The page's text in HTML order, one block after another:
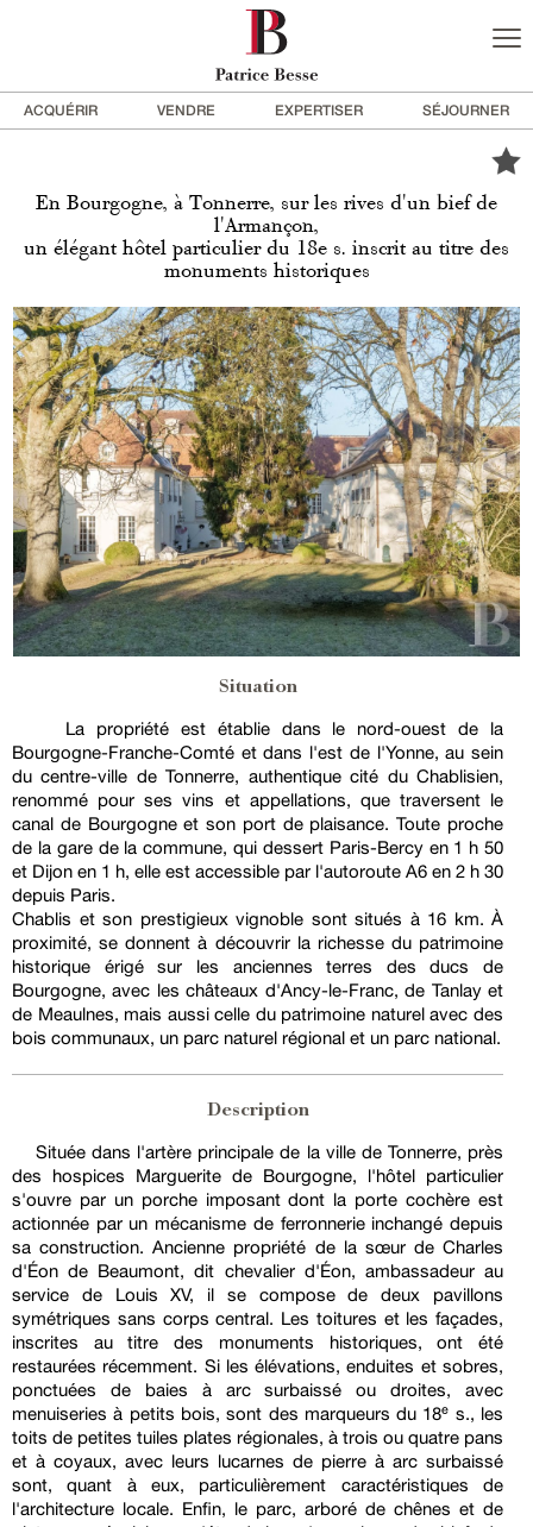
ACQUÉRIR VENDRE EXPERTISER SÉJOURNER
En Bourgogne, à Tonnerre, sur les rives d'un bief de
l'Armançon,
un élégant hôtel particulier du 18e s. inscrit au titre des
monuments historiques
Situation
La propriété est établie dans le nord-ouest de la
Bourgogne-Franche-Comté et dans l'est de l'Yonne, au sein
du centre-ville de Tonnerre, authentique cité du Chablisien,
renommé pour ses vins et appellations, que traversent le
canal de Bourgogne et son port de plaisance. Toute proche
de la gare de la commune, qui dessert Paris-Bercy en 1 h 50
et Dijon en 1 h, elle est accessible par l'autoroute A6 en 2 h 30
depuis Paris.
Chablis et son prestigieux vignoble sont situés à 16 km. À
proximité, se donnent à découvrir la richesse du patrimoine
historique érigé sur les anciennes terres des ducs de
Bourgogne, avec les châteaux d'Ancy-le-Franc, de Tanlay et
de Meaulnes, mais aussi celle du patrimoine naturel avec des
bois communaux, un parc naturel régional et un parc national.
Description
Située dans l'artère principale de la ville de Tonnerre, près
des hospices Marguerite de Bourgogne, l'hôtel particulier
s'ouvre par un porche imposant dont la porte cochère est
actionnée par un mécanisme de ferronnerie inchangé depuis
sa construction. Ancienne propriété de la sœur de Charles
d'Éon de Beaumont, dit chevalier d'Éon, ambassadeur au
service de Louis XV, il se compose de deux pavillons
symétriques sans corps central. Les toitures et les façades,
inscrites au titre des monuments historiques, ont été
restaurées récemment. Si les élévations, enduites et sobres,
ponctuées de baies à arc surbaissé ou droites, avec
menuiseries à petits bois, sont des marqueurs du 18ᵉ s., les
toits de petites tuiles plates régionales, à trois ou quatre pans
et à coyaux, avec leurs lucarnes de pierre à arc surbaissé
sont, quant à eux, particulièrement caractéristiques de
l'architecture locale. Enfin, le parc, arboré de chênes et de